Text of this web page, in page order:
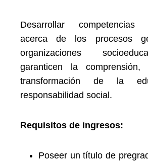
Desarrollar competencias
acerca de los procesos
organizaciones
garanticen la comprensión,
transformación de la
responsabilidad social.
Requisitos de ingresos:
Poseer un título de